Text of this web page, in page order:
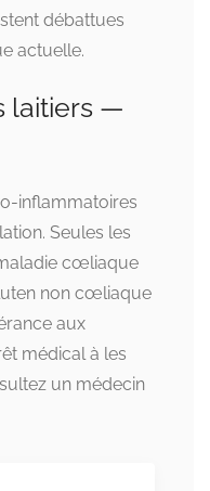
débattues
actuelle.
laitiers —
inflammatoires
Seules les
cœliaque
non cœliaque
aux
médical à les
un médecin